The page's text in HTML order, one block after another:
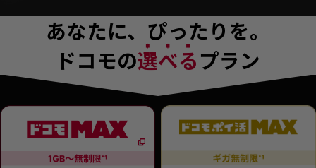
あなたに、ぴったりを。
ドコモの選べるプラン